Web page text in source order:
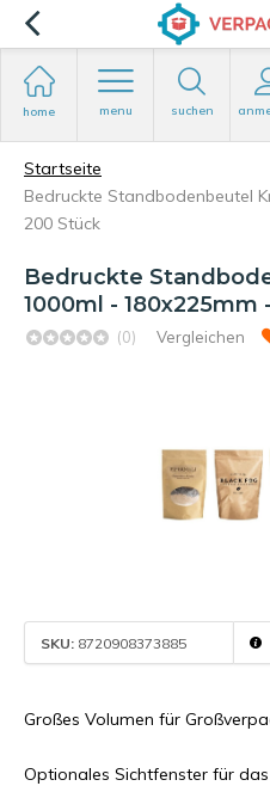
home menu suchen
Startseite
Bedruckte Standbodenbeutel
200 Stück
Bedruckte
1000ml - 180x225mm
(0) Vergleichen
SKU: 8720908373885
Großes Volumen für
Optionales Sichtfenster für